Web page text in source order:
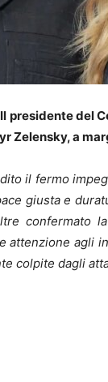
Il presidente del
Zelensky, a
il fermo
giusta e
confermato la
attenzione agli
colpite dagli